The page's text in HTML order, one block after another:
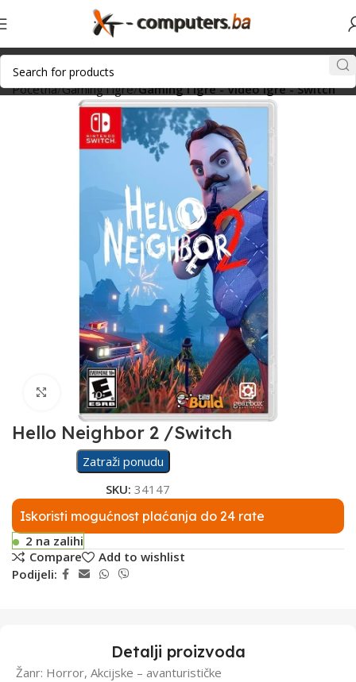
Početna Gaming i igre Gaming i igre - Video igre - Switch
Click to enlarge
Hello Neighbor 2 /Switch
Zatraži ponudu
SKU: 34147
Iskoristi mogućnost plaćanja do 24 rate
2 na zalihi
Compare
Add to wishlist
Podijeli:
Detalji proizvoda
Žanr: Horror, Akcijske – avanturističke